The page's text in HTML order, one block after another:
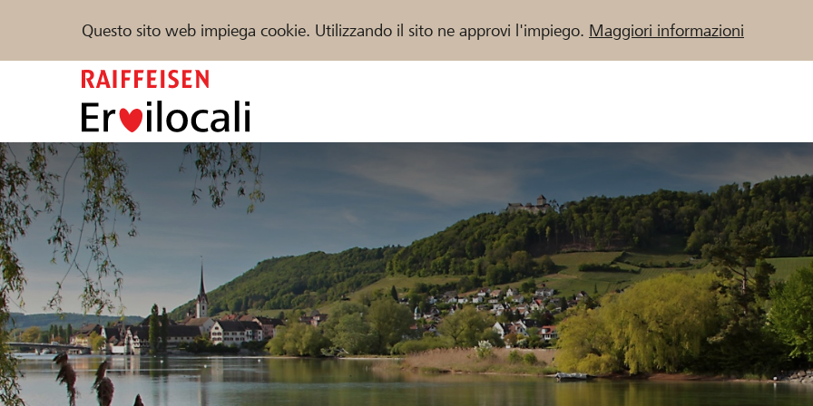
Questo sito web impiega cookie. Utilizzando il sito ne approvi l'impiego. Maggiori informazioni
Sostenere Aiuto & supporto
Trova progetti e organizzazioni
DE FR IT